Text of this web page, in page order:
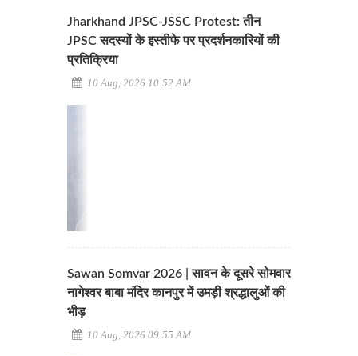
Jharkhand JPSC-JSSC Protest: तीन
JPSC सदस्यों के इस्तीफे पर प्रदर्शनकारियों की
प्रतिक्रिया
10 Aug, 2026 10:52 AM
Sawan Somvar 2026 | सावन के दूसरे सोमवार
नागेश्वर बाबा मंदिर कानपुर में उमड़ी श्रद्धालुओं की
भीड़
10 Aug, 2026 09:55 AM